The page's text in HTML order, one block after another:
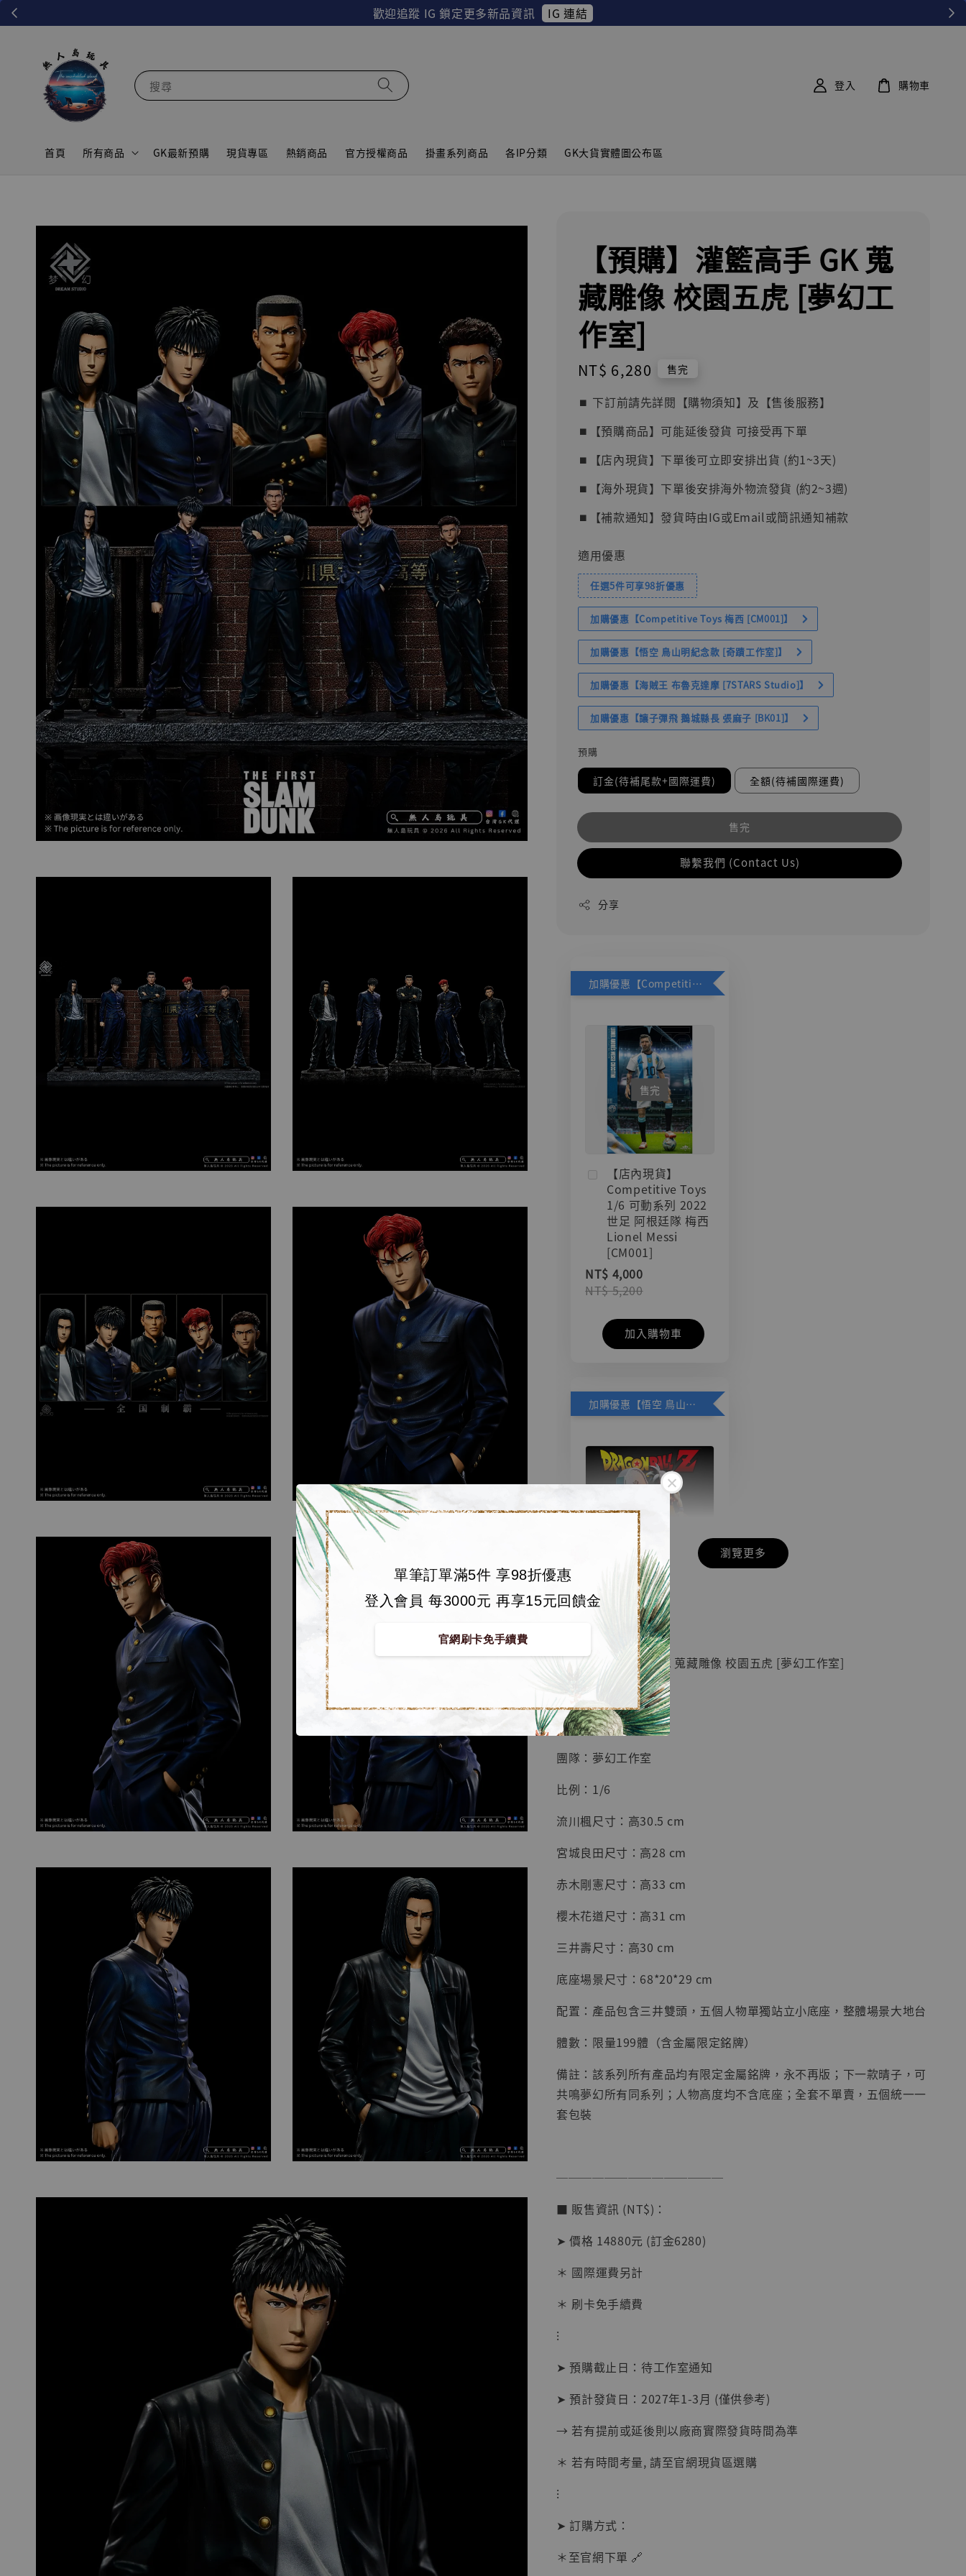
歡迎追蹤 IG 鎖定更多新品資訊 IG 連結
單筆訂單滿5件 享98折優惠
登入會員 每3000元 再享15元回饋金
官網刷卡免手續費
搜尋
首頁 所有商品 GK最新預購 現貨專區 熱銷商品 官方授權商品 掛畫系列商品 各IP分類 GK大貨實體圖公布區
登入 購物車
【預購】灌籃高手 GK 蒐
藏雕像 校園五虎 [夢幻工
作室]
Regular
price
NT$ 6,280 售完
⏹︎ 下訂前請先詳閱【購物須知】及【售後服務】
⏹︎【預購商品】可能延後發貨 可接受再下單
⏹︎【店內現貨】下單後可立即安排出貨 (約1~3天)
⏹︎【海外現貨】下單後安排海外物流發貨 (約2~3週)
⏹︎【補款通知】發貨時由IG或Email或簡訊通知補款
適用優惠
任選5件可享98折優惠
加購優惠【Competitive Toys 梅西 [CM001]】
加購優惠【悟空 鳥山明紀念款 [奇蹟工作室]】
加購優惠【海賊王 布魯克達摩 [7STARS Studio]】
加購優惠【讓子彈飛 鵝城縣長 張麻子 [BK01]】
預購
訂金(待補尾款+國際運費) 全額(待補國際運費)
售完
聯繫我們 (Contact Us)
分享
加購優惠【Competitive Toys 梅西 [CM001]】
售完
【店內現貨】
Competitive Toys
1/6 可動系列 2022
世足 阿根廷隊 梅西
Lionel Messi
[CM001]
NT$ 4,000
NT$ 5,200
加入購物車
加購優惠【悟空 鳥山明紀念款 [奇蹟工作室]】
【店內現貨】七龍珠
系列蒐藏雕像 悟空
鳥山明紀念款 [奇蹟
工作室]
NT$ 4,280
NT$ 5,580
- +
加入購物車
【店內現貨】海賊王
系列蒐藏雕像 布魯
克達摩 [7STARS
Studio]
NT$ 1,870
-
BJSTUDIO 1/6系列
彈飛 鵝城縣長 張麻
- +
瀏覽更多
🏝【無人島玩具】
【預購】灌籃高手 GK 蒐藏雕像 校園五虎 [夢幻工作室]
■ 商品資訊：
團隊：夢幻工作室
比例：1/6
流川楓尺寸：高30.5 cm
宮城良田尺寸：高28 cm
赤木剛憲尺寸：高33 cm
櫻木花道尺寸：高31 cm
三井壽尺寸：高30 cm
底座場景尺寸：68*20*29 cm
配置：產品包含三井雙頭，五個人物單獨站立小底座，整體場景大地台
體數：限量199體（含金屬限定銘牌）
備註：該系列所有產品均有限定金屬銘牌，永不再版；下一款晴子，可
共鳴夢幻所有同系列；人物高度均不含底座；全套不單賣，五個統一一
套包裝
──────────────
■ 販售資訊 (NT$)：
➤ 價格 14880元 (訂金6280)
＊ 國際運費另計
＊ 刷卡免手續費
⁝
➤ 預購截止日：待工作室通知
➤ 預計發貨日：2027年1-3月 (僅供參考)
→ 若有提前或延後則以廠商實際發貨時間為準
＊ 若有時間考量, 請至官網現貨區選購
⁝
➤ 訂購方式：
＊至官網下單 🔗